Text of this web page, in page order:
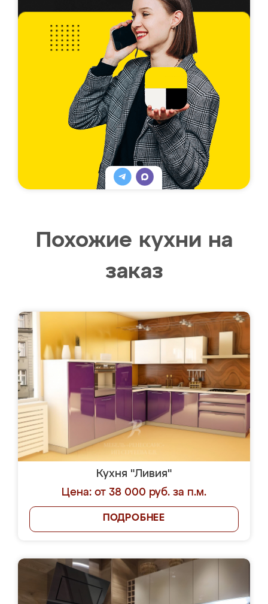
Похожие кухни на
заказ
Кухня "Ливия"
Цена: от 38 000 руб. за п.м.
ПОДРОБНЕЕ